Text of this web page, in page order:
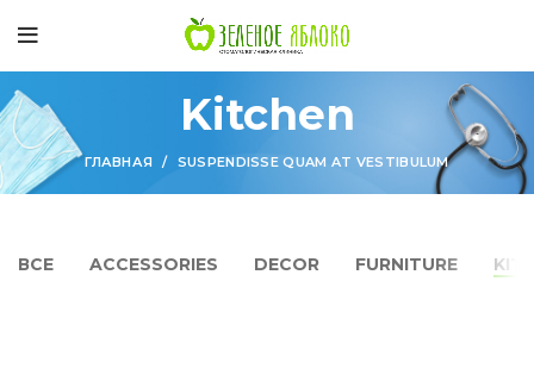
Kitchen
ГЛАВНАЯ SUSPENDISSE QUAM AT VESTIBULUM
ВСЕ ACCESSORIES DECOR FURNITURE